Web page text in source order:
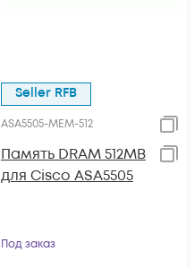
Seller RFB
ASA5505-MEM-512
Память DRAM 512MB
для Cisco ASA5505
Под заказ